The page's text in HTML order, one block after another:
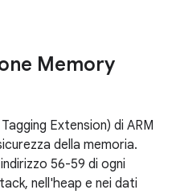
Memory
Extension) di ARM
della memoria.
56-59 di ogni
nell'heap e nei dati